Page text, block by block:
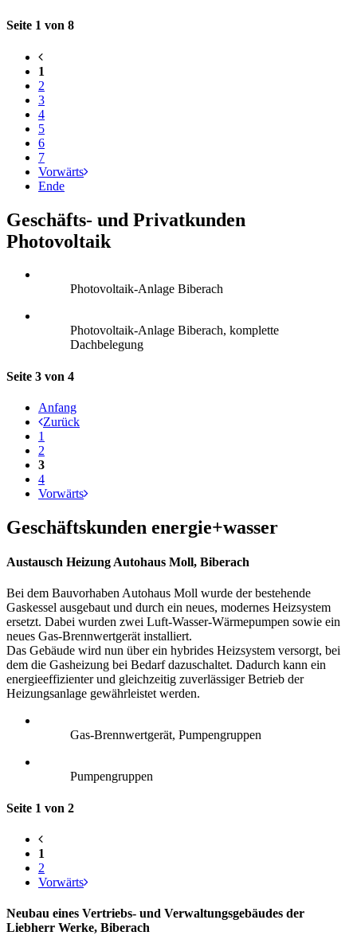
Seite 1 von 8
1
2
3
4
5
6
7
Vorwärts
Ende
Geschäfts- und Privatkunden
Photovoltaik
Photovoltaik-Anlage Biberach
Photovoltaik-Anlage Biberach, komplette
Dachbelegung
Seite 3 von 4
Anfang
Zurück
1
2
3
4
Vorwärts
Geschäftskunden energie+wasser
Austausch Heizung Autohaus Moll, Biberach
Bei dem Bauvorhaben Autohaus Moll wurde der bestehende
Gaskessel ausgebaut und durch ein neues, modernes Heizsystem
ersetzt. Dabei wurden zwei Luft-Wasser-Wärmepumpen sowie ein
neues Gas-Brennwertgerät installiert.
Das Gebäude wird nun über ein hybrides Heizsystem versorgt, bei
dem die Gasheizung bei Bedarf dazuschaltet. Dadurch kann ein
energieeffizienter und gleichzeitig zuverlässiger Betrieb der
Heizungsanlage gewährleistet werden.
Gas-Brennwertgerät, Pumpengruppen
Pumpengruppen
Seite 1 von 2
1
2
Vorwärts
Neubau eines Vertriebs- und Verwaltungsgebäudes der
Liebherr Werke, Biberach